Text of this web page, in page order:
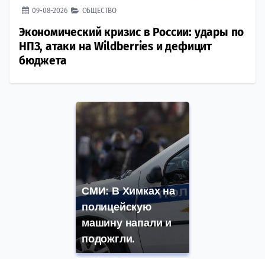
09-08-2026 ОБЩЕСТВО
Экономический кризис в России: удары по
НПЗ, атаки на Wildberries и дефицит
бюджета
СМИ: В Химках на
полицейскую
машину напали и
подожгли.